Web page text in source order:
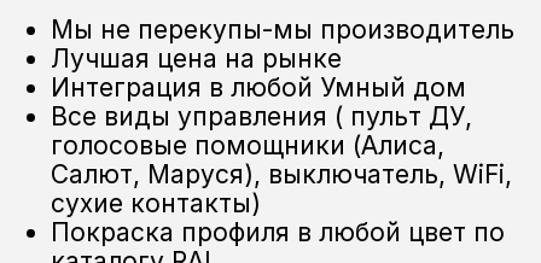
Отправить
Оставьте заявку прямо сейчас и получите: